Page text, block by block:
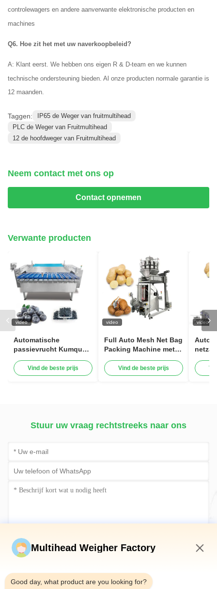
controlewagers en andere aanverwante elektronische producten en
machines
Q6. Hoe zit het met uw naverkoopbeleid?
A: Klant eerst. We hebben ons eigen R & D-team en we kunnen
technische ondersteuning bieden. Al onze producten normale garantie is
12 maanden.
Taggen:
IP65 de Weger van fruitmultihead
PLC de Weger van Fruitmultihead
12 de hoofdweger van Fruitmultihead
Neem contact met ons op
Contact opnemen
Verwante producten
video
Automatische
passievrucht Kumquat
Box Packaging
Machine Blackberry
Vind de beste prijs
video
Full Auto Mesh Net Bag
Packing Machine met
aardappel ui knoflook
oranje groenten Mesh
Vind de beste prijs
video
netzak
van
Stuur uw vraag rechtstreeks naar ons
Stuur nu
Multihead Weigher Factory
Good day, what product are you looking for?